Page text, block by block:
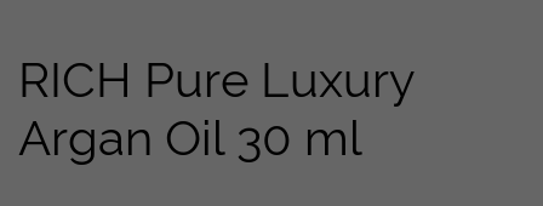
RICH Pure Luxury
Argan Oil 30 ml